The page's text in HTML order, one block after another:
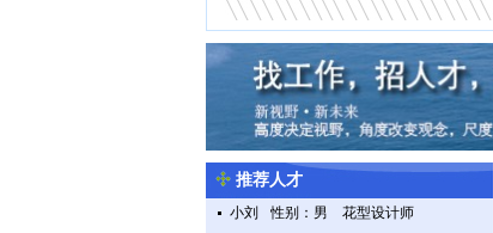
推荐人才
小刘 性别：男
花型设计师